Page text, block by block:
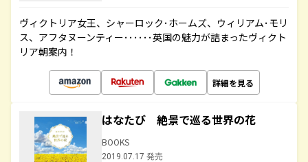
ヴィクトリア女王、シャーロック･ホームズ、ウィリアム･モリ
ス、アフタヌーンティー･･････英国の魅力が詰まったヴィクト
リア朝案内！
詳細を見る
はなたび 絶景で巡る世界の花
BOOKS
2019.07.17 発売